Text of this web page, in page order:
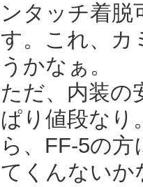
ンタッチ着脱
す。これ、カ
うかなぁ。
ただ、内装の
ぱり値段なり
ら、FF-5の
てくんないか